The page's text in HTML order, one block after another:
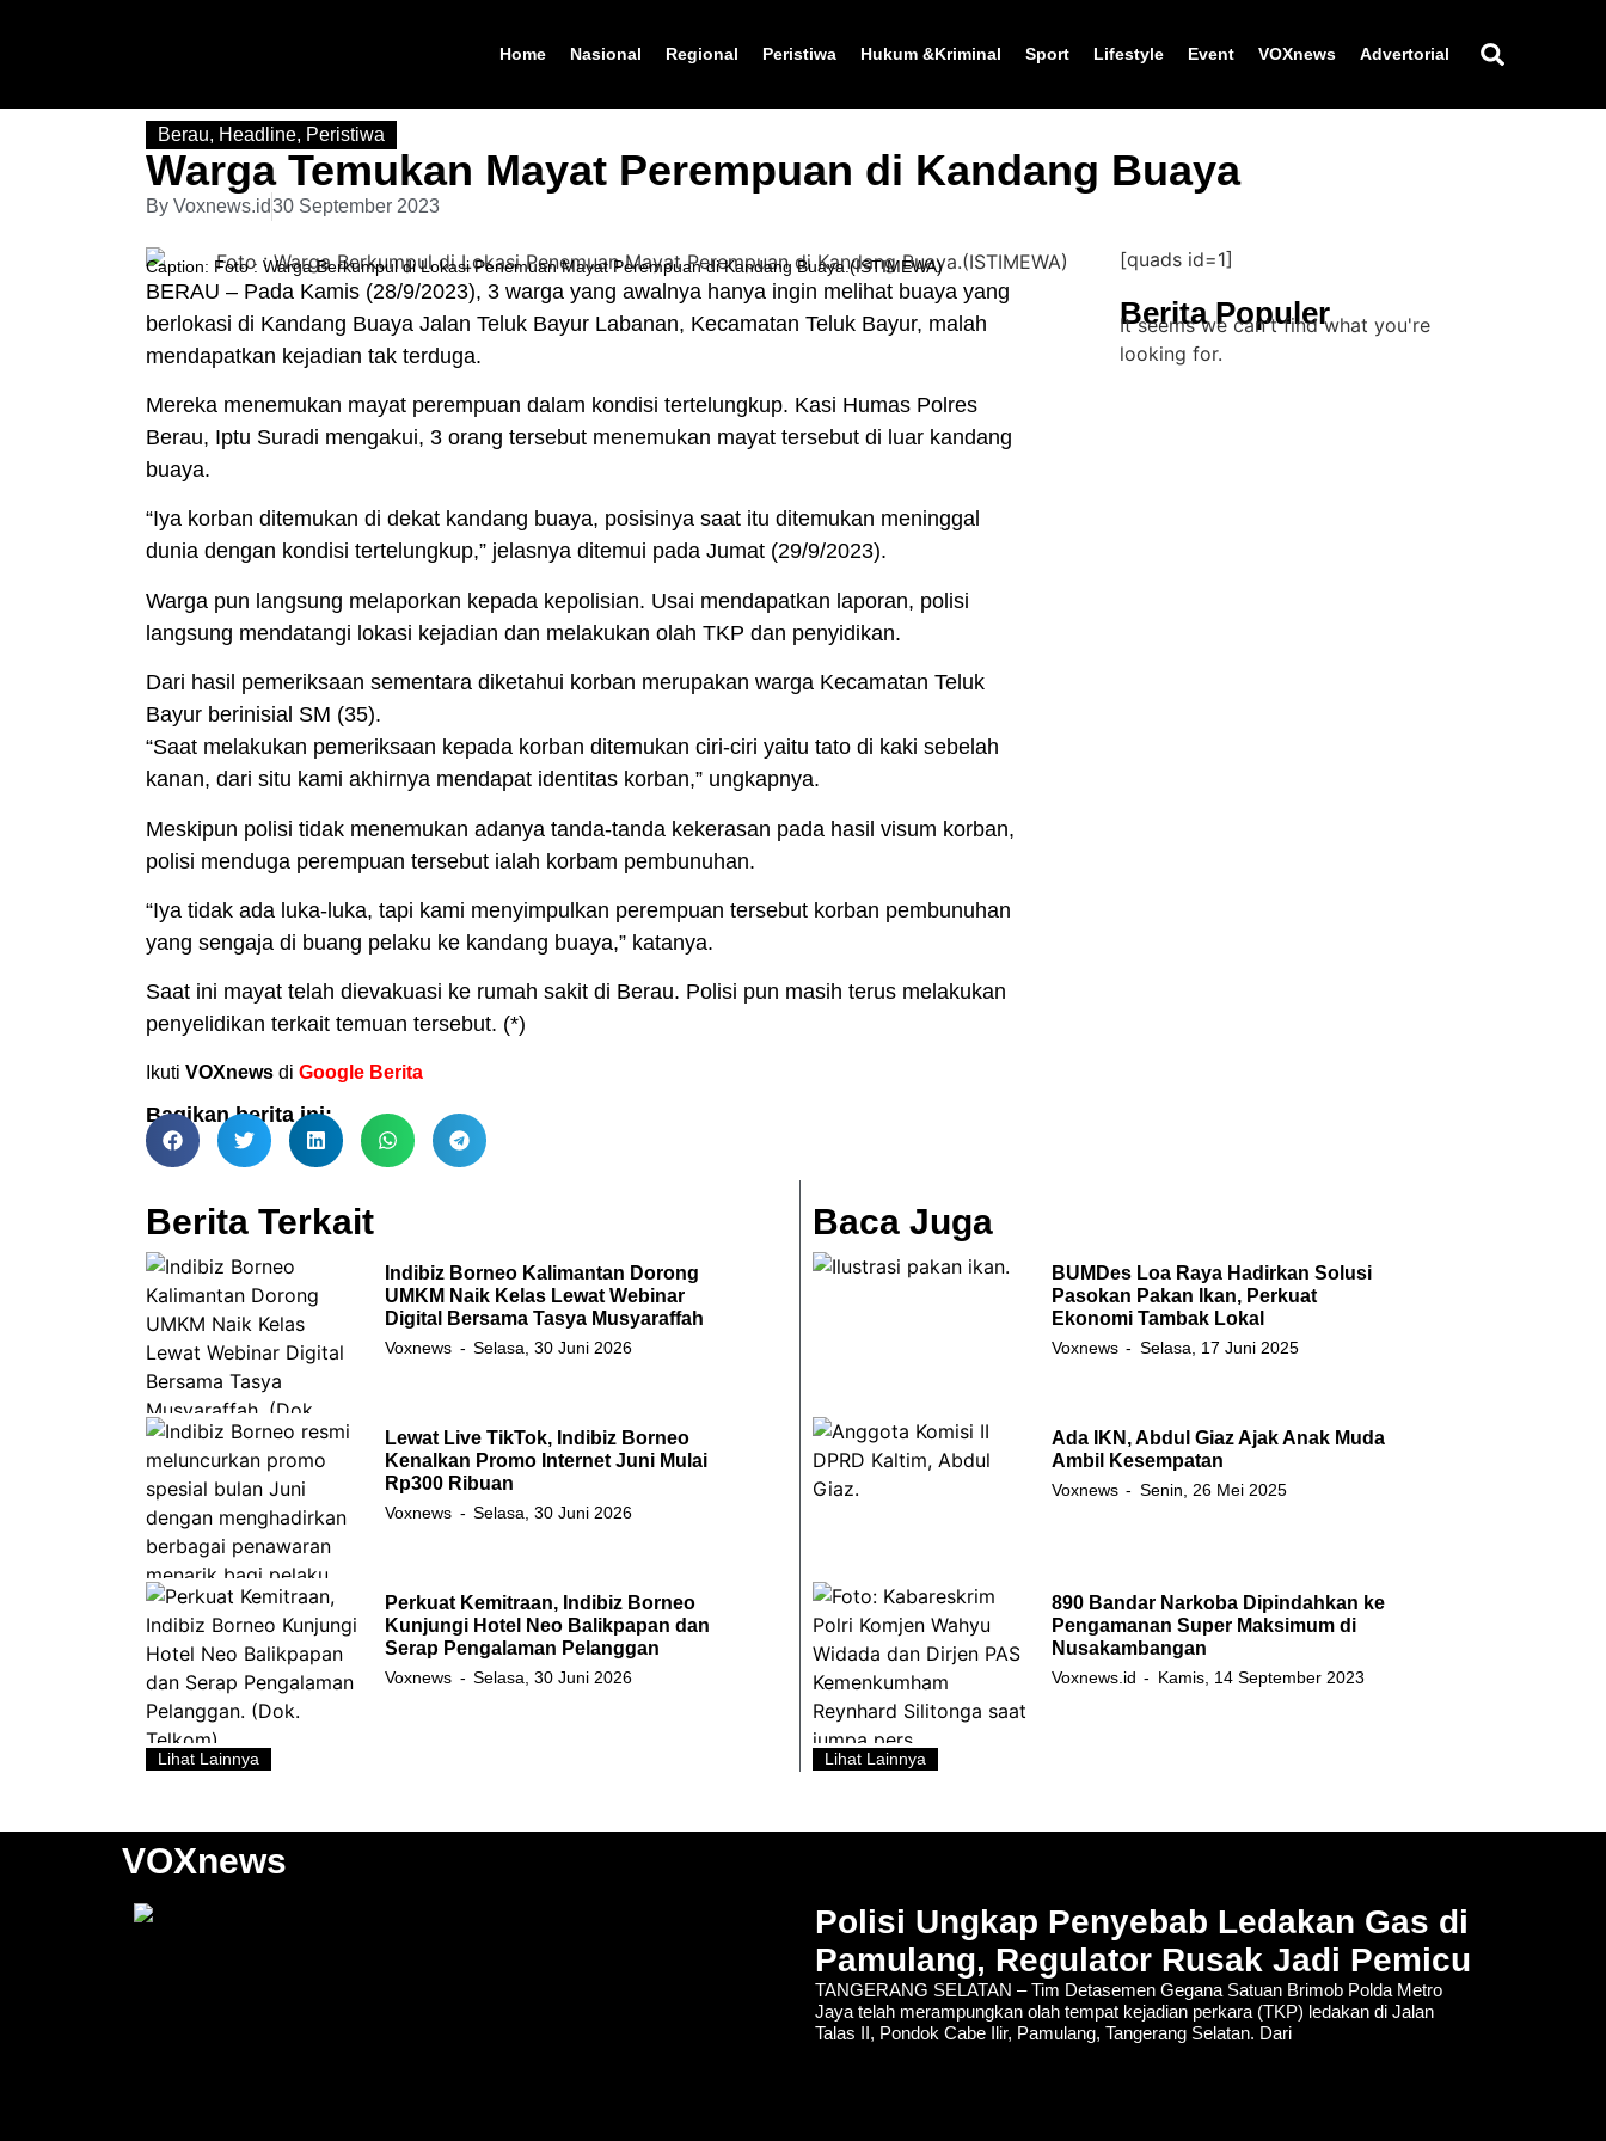
Home Nasional Regional Peristiwa Hukum &Kriminal Sport Lifestyle Event VOXnews Advertorial
Berau, Headline, Peristiwa
Warga Temukan Mayat Perempuan di Kandang Buaya
By Voxnews.id30 September 2023
Caption: Foto : Warga Berkumpul di Lokasi Penemuan Mayat Perempuan di Kandang Buaya.(ISTIMEWA)
BERAU – Pada Kamis (28/9/2023), 3 warga yang awalnya hanya ingin melihat buaya yang
berlokasi di Kandang Buaya Jalan Teluk Bayur Labanan, Kecamatan Teluk Bayur, malah
mendapatkan kejadian tak terduga.
Mereka menemukan mayat perempuan dalam kondisi tertelungkup. Kasi Humas Polres
Berau, Iptu Suradi mengakui, 3 orang tersebut menemukan mayat tersebut di luar kandang
buaya.
“Iya korban ditemukan di dekat kandang buaya, posisinya saat itu ditemukan meninggal
dunia dengan kondisi tertelungkup,” jelasnya ditemui pada Jumat (29/9/2023).
Warga pun langsung melaporkan kepada kepolisian. Usai mendapatkan laporan, polisi
langsung mendatangi lokasi kejadian dan melakukan olah TKP dan penyidikan.
Dari hasil pemeriksaan sementara diketahui korban merupakan warga Kecamatan Teluk
Bayur berinisial SM (35).
“Saat melakukan pemeriksaan kepada korban ditemukan ciri-ciri yaitu tato di kaki sebelah
kanan, dari situ kami akhirnya mendapat identitas korban,” ungkapnya.
Meskipun polisi tidak menemukan adanya tanda-tanda kekerasan pada hasil visum korban,
polisi menduga perempuan tersebut ialah korbam pembunuhan.
“Iya tidak ada luka-luka, tapi kami menyimpulkan perempuan tersebut korban pembunuhan
yang sengaja di buang pelaku ke kandang buaya,” katanya.
Saat ini mayat telah dievakuasi ke rumah sakit di Berau. Polisi pun masih terus melakukan
penyelidikan terkait temuan tersebut. (*)
Ikuti VOXnews di Google Berita
Bagikan berita ini:
[quads id=1]
Berita Populer
It seems we can't find what you're
looking for.
Berita Terkait
Indibiz Borneo Kalimantan Dorong
UMKM Naik Kelas Lewat Webinar
Digital Bersama Tasya Musyaraffah
Voxnews Selasa, 30 Juni 2026
Lewat Live TikTok, Indibiz Borneo
Kenalkan Promo Internet Juni Mulai
Rp300 Ribuan
Voxnews Selasa, 30 Juni 2026
Perkuat Kemitraan, Indibiz Borneo
Kunjungi Hotel Neo Balikpapan dan
Serap Pengalaman Pelanggan
Voxnews Selasa, 30 Juni 2026
Lihat Lainnya
Baca Juga
BUMDes Loa Raya Hadirkan Solusi
Pasokan Pakan Ikan, Perkuat
Ekonomi Tambak Lokal
Voxnews Selasa, 17 Juni 2025
Ada IKN, Abdul Giaz Ajak Anak Muda
Ambil Kesempatan
Voxnews Senin, 26 Mei 2025
890 Bandar Narkoba Dipindahkan ke
Pengamanan Super Maksimum di
Nusakambangan
Voxnews.id Kamis, 14 September 2023
Lihat Lainnya
VOXnews
Polisi Ungkap Penyebab Ledakan Gas di
Pamulang, Regulator Rusak Jadi Pemicu
TANGERANG SELATAN – Tim Detasemen Gegana Satuan Brimob Polda Metro
Jaya telah merampungkan olah tempat kejadian perkara (TKP) ledakan di Jalan
Talas II, Pondok Cabe Ilir, Pamulang, Tangerang Selatan. Dari